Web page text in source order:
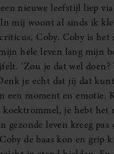
nieuwe leefstijl liep
mij woont al sinds ik
Coby. Coby is
hele leven lang mijn
‘Zou je dat wel
je echt dat jij dat
een moment en emotie.
koektrommel, je hebt het
gezonde leven kreeg pas
de baas kon en grip